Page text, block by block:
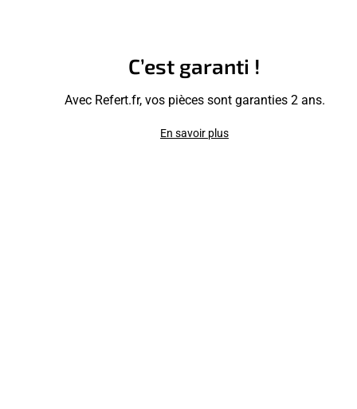
C’est garanti !
Avec Refert.fr, vos pièces sont garanties 2 ans.
En savoir plus